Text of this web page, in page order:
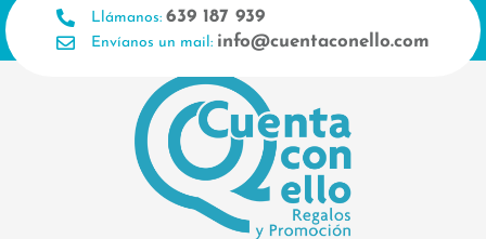
Ir
al
contenido
Llámanos: 639 187 939
Envíanos un mail: info@cuentaconello.com